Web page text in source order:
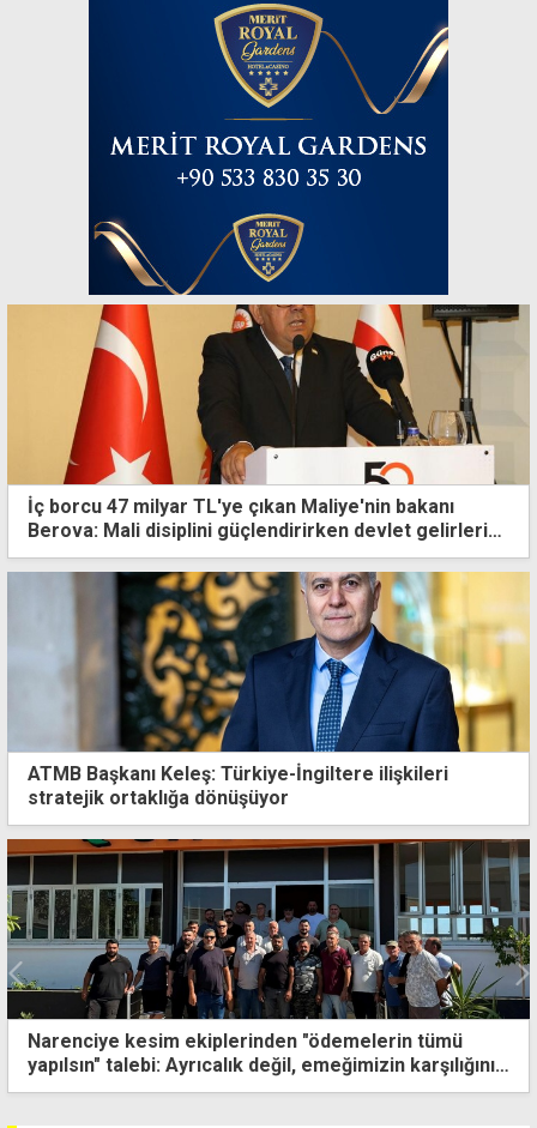
İç borcu 47 milyar TL'ye çıkan Maliye'nin bakanı
Berova: Mali disiplini güçlendirirken devlet gelirlerini
kalıcı olarak artırdık
ATMB Başkanı Keleş: Türkiye-İngiltere ilişkileri
stratejik ortaklığa dönüşüyor
Narenciye kesim ekiplerinden "ödemelerin tümü
yapılsın" talebi: Ayrıcalık değil, emeğimizin karşılığını
istiyoruz